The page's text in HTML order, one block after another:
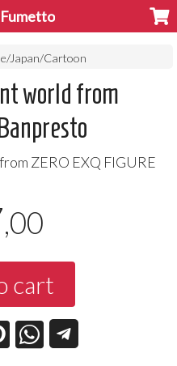
Japan/Cartoon
world from
ZERO EXQ FIGURE
,00
cart